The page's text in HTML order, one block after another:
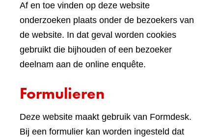
Af en toe vinden op deze website
onderzoeken plaats onder de bezoekers van
de website. In dat geval worden cookies
gebruikt die bijhouden of een bezoeker
deelnam aan de online enquête.
Formulieren
Deze website maakt gebruik van Formdesk.
Bij een formulier kan worden ingesteld dat